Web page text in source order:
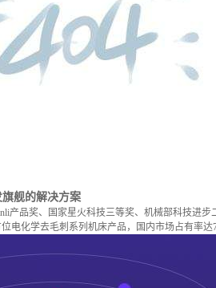
旗舰的解决方案
产品奖、国家星火科技三等奖、机械部科技进
电化学去毛刺系列机床产品，国内市场占有率达